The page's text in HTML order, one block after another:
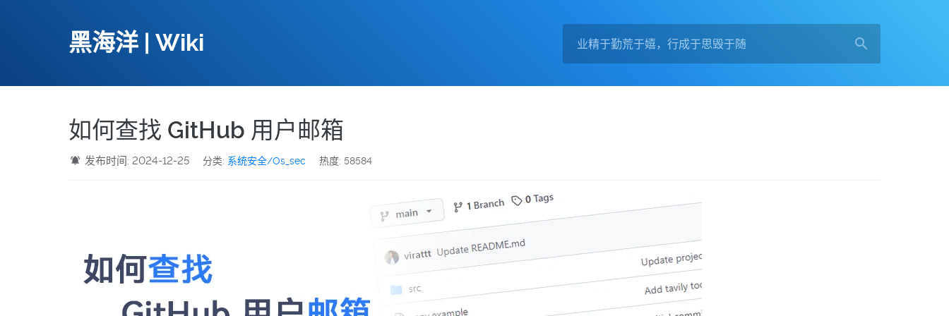
黑海洋 | Wiki
如何查找 GitHub 用户邮箱
发布时间: 2024-12-25 分类: 系统安全/Os_sec 热度: 58584